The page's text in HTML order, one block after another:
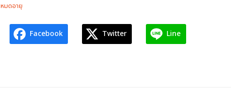
หมดอายุ
Facebook Twitter Line